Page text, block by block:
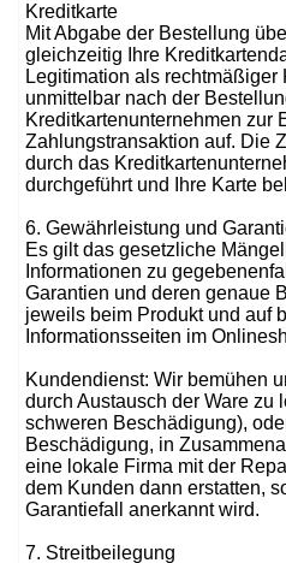
Kreditkarte
Mit Abgabe der Bestellung
gleichzeitig Ihre
Legitimation als
unmittelbar nach der
Kreditkartenunternehmen zur
Zahlungstransaktion auf. Die
durch das
durchgeführt und Ihre Karte
6. Gewährleistung und
Es gilt das gesetzliche
Informationen zu
Garantien und deren genaue
jeweils beim Produkt und auf
Informationsseiten im
Kundendienst: Wir bemühen
durch Austausch der Ware zu
schweren Beschädigung),
Beschädigung, in
eine lokale Firma mit der
dem Kunden dann erstatten,
Garantiefall anerkannt wird.
7. Streitbeilegung